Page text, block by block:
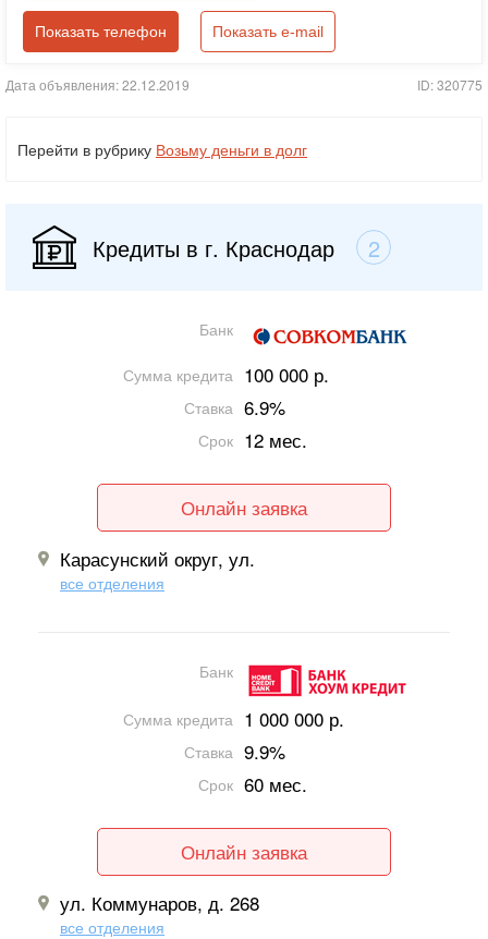
Показать телефон Показать e-mail
Дата объявления: 22.12.2019 ID: 320775
Перейти в рубрику Возьму деньги в долг
Кредиты в г. Краснодар 2
Банк
Сумма кредита 100 000 р.
Ставка 6.9%
Срок 12 мес.
Онлайн заявка
Карасунский округ, ул.
все отделения
Банк
Сумма кредита 1 000 000 р.
Ставка 9.9%
Срок 60 мес.
Онлайн заявка
ул. Коммунаров, д. 268
все отделения